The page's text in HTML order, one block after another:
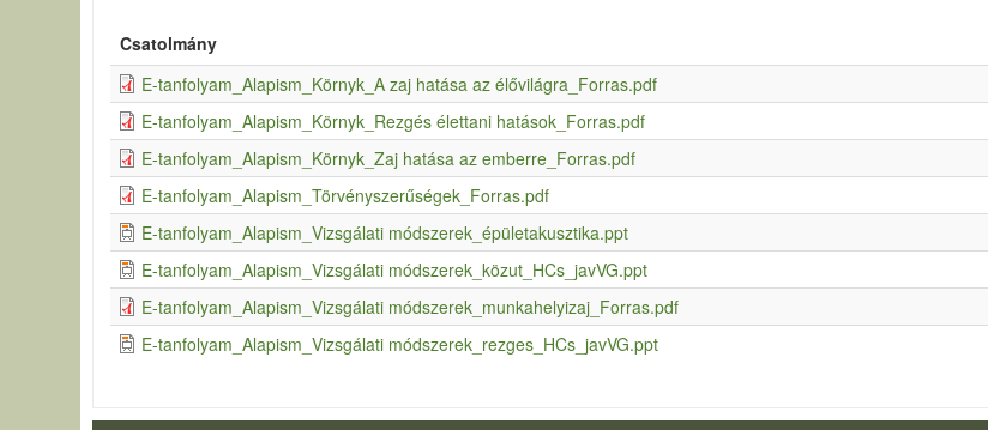
Csatolmány
E-tanfolyam_Alapism_Környk_A zaj hatása az élővilágra_Forras.pdf
E-tanfolyam_Alapism_Környk_Rezgés élettani hatások_Forras.pdf
E-tanfolyam_Alapism_Környk_Zaj hatása az emberre_Forras.pdf
E-tanfolyam_Alapism_Törvényszerűségek_Forras.pdf
E-tanfolyam_Alapism_Vizsgálati módszerek_épületakusztika.ppt
E-tanfolyam_Alapism_Vizsgálati módszerek_közut_HCs_javVG.ppt
E-tanfolyam_Alapism_Vizsgálati módszerek_munkahelyizaj_Forras.pdf
E-tanfolyam_Alapism_Vizsgálati módszerek_rezges_HCs_javVG.ppt